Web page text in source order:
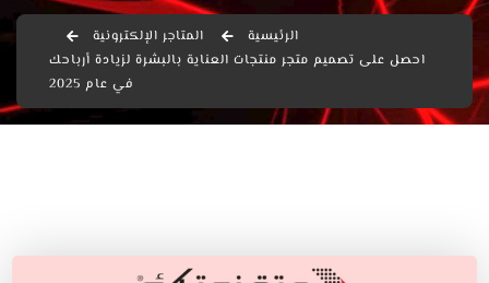
الرئيسية
المتاجر الإلكترونية
احصل على تصميم متجر منتجات العناية بالبشرة لزيادة أرباحك
في عام 2025